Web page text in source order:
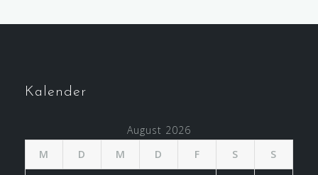
Kalender
August 2026
M
D M D F S S